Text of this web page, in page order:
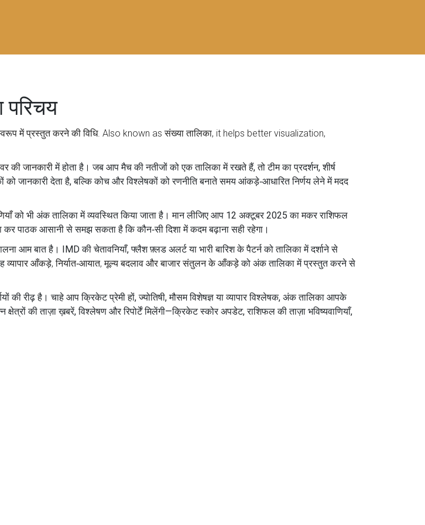
में प्रस्तुत करने की विधि. Also known asसंख्या तालिका, it helps better visualization,
की जानकारीमें होता है। जब आप मैच की नतीजों को एक तालिका में रखते हैं, तो टीम का प्रदर्शन, शीर्ष
को जानकारी देता है, बल्कि कोच और विश्लेषकों को रणनीति बनाते समय आंकड़े‑आधारित निर्णय लेने में मदद
को भी अंक तालिका में व्यवस्थित किया जाता है। मान लीजिए आप 12 अक्टूबर 2025 का मकर राशिफल
पाठक आसानी से समझ सकता है कि कौन‑सी दिशा में कदम बढ़ाना सही रहेगा।
आम बात है। IMD की चेतावनियाँ, फ्लैश फ़्लड अलर्ट या भारी बारिश के पैटर्न को तालिका में दर्शाने से
व्यापार आँकड़े,निर्यात‑आयात, मूल्य बदलाव और बाजार संतुलन के आँकड़ेको अंक तालिका में प्रस्तुत करने से
की रीढ़ है। चाहे आप क्रिकेट प्रेमी हों, ज्योतिषी, मौसम विशेषज्ञ या व्यापार विश्लेषक, अंक तालिका आपके
की ताज़ा ख़बरें, विश्लेषण और रिपोर्टें मिलेंगी—क्रिकेट स्कोर अपडेट, राशिफल की ताज़ा भविष्यवाणियाँ,